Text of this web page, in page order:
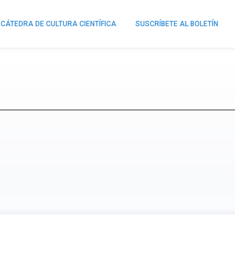
CÁTEDRA DE CULTURA CIENTÍFICA SUSCRÍBETE AL BOLETÍN